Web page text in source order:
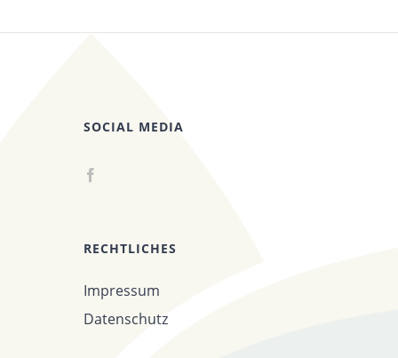
SOCIAL MEDIA
RECHTLICHES
Impressum
Datenschutz